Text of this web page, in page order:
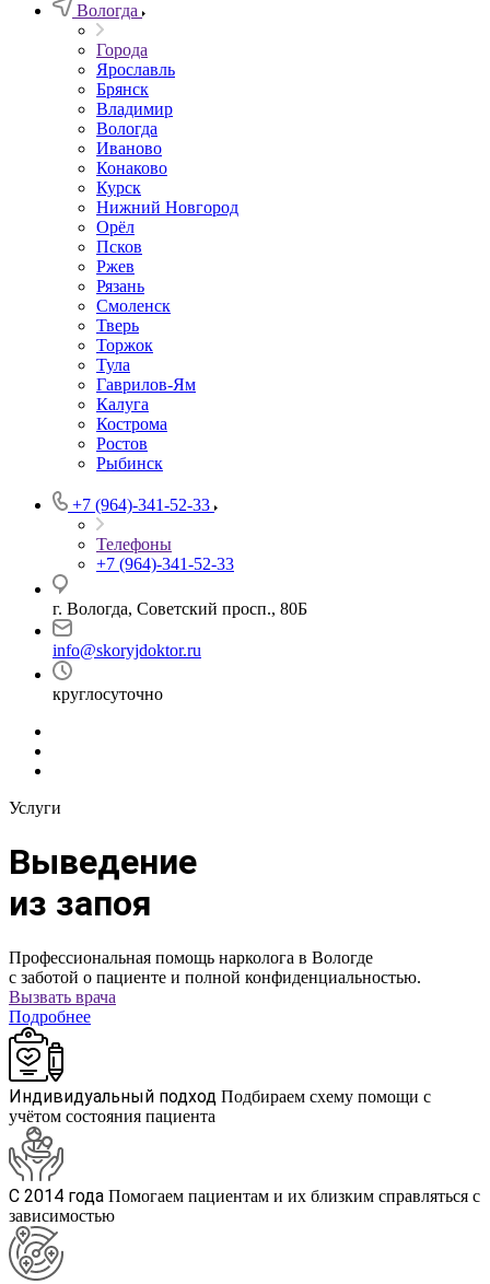
Вологда
Города
Ярославль
Брянск
Владимир
Вологда
Иваново
Конаково
Курск
Нижний Новгород
Орёл
Псков
Ржев
Рязань
Смоленск
Тверь
Торжок
Тула
Гаврилов-Ям
Калуга
Кострома
Ростов
Рыбинск
+7 (964)-341-52-33
Телефоны
+7 (964)-341-52-33
г. Вологда, Советский просп., 80Б
info@skoryjdoktor.ru
круглосуточно
Услуги
Выведение
из запоя
Профессиональная помощь нарколога в Вологде
с заботой о пациенте и полной конфиденциальностью.
Вызвать врача
Подробнее
Индивидуальный подход Подбираем схему помощи с
учётом состояния пациента
С 2014 года Помогаем пациентам и их близким справляться с
зависимостью